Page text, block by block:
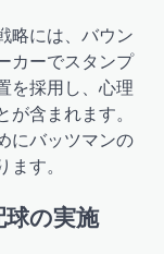
略には、バウン
カーでスタンプ
を採用し、心理
含まれます。
にバッツマンの
す。
の実施